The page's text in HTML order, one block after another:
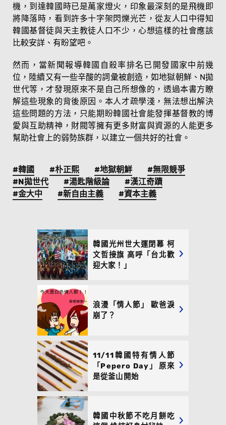
機，到達韓國時已是萬家燈火，印象最深刻的是飛機即
將降落時，看到許多十字架閃爍光芒，從友人口中得知
韓國基督徒與天主教徒人口不少，心想這樣的社會應該
比較安詳、有盼望吧。
然而，當新聞報導韓國自殺率排名已開發國家中前幾
位，陸續又有一些辛酸的詞彙被創造，如地獄朝鮮、N拋
世代等，才發現原來不是自己所想像的，透過本書方瞭
解這些現象的背後原因。本人才疏學淺，無法想出解決
這些問題的方法，只能期盼韓國社會能發揮基督教的博
愛與互助精神，財閥等擁有更多財富與資源的人能更多
幫助社會上的弱勢族群，以建立一個共好的社會。
#韓國 #朴正熙 #地獄朝鮮
#無限競爭
#N拋世代
#湯匙階級論
#漢江奇蹟
#金大中
#新自由主義 #資本主義
韓國光州世大運閉幕 柯
文哲接旗 高呼「台北歡
迎大家！」
浪漫「情人節」 歐爸淚
崩了？
11/11韓國特有情人節
「Pepero Day」 原來
是從釜山開始
韓國中秋節不吃月餅吃